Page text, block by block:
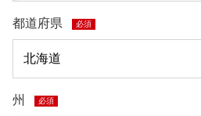
都道府県 必須
州 必須